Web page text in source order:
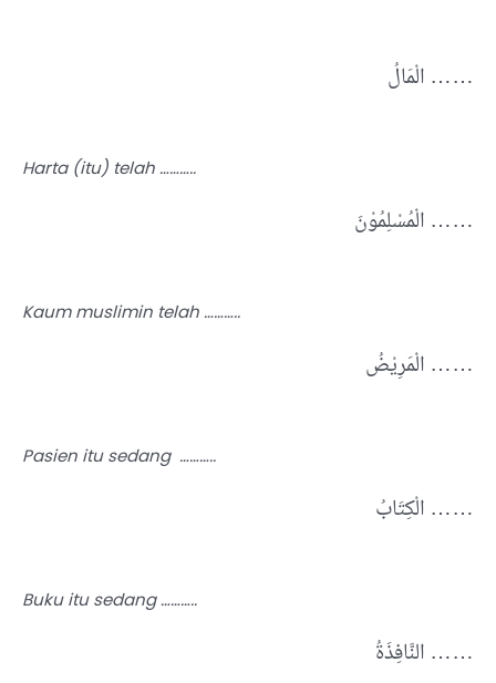
الْمَالُ ……
Harta (itu) telah ………..
الْمُسْلِمُوْنَ ……
Kaum muslimin telah ………..
الْمَرِيْضُ ……
Pasien itu sedang ………..
الْكِتَابُ ……
Buku itu sedang ………..
النَّافِذَةُ ……